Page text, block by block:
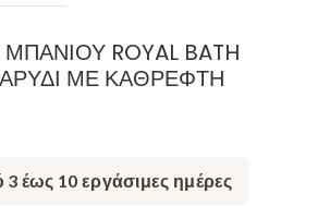
ROYAL BATH
ΜΕ ΚΑΘΡΈΦΤΗ
έως 10 εργάσιμες ημέρες